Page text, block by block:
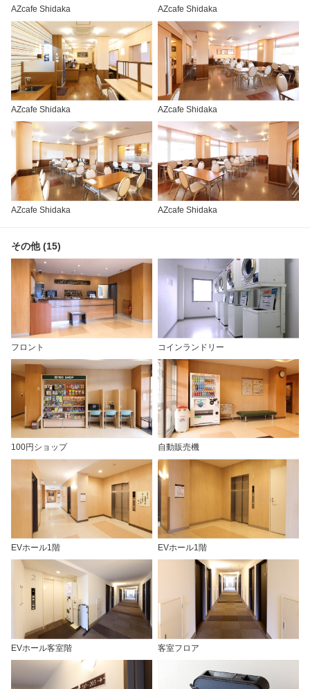
AZcafe Shidaka AZcafe Shidaka
AZcafe Shidaka AZcafe Shidaka
AZcafe Shidaka AZcafe Shidaka
その他 (15)
フロント コインランドリー
100円ショップ 自動販売機
EVホール1階 EVホール1階
EVホール客室階 客室フロア